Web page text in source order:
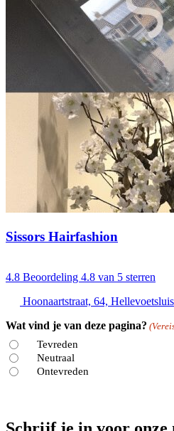
Sissors Hairfashion
4.8 Beoordeling 4.8 van 5 sterren
Hoonaartstraat, 64, Hellevoetsluis
Wat vind je van deze pagina?
Tevreden
Neutraal
Ontevreden